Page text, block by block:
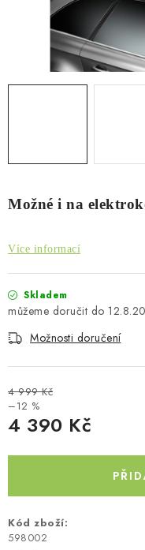
PRO PSY
OSTATNÍ NOSIČE
STŘEŠNÍ KOŠE
AUTOSTANY
CESTOVNÍ ZAVAZADLA
DÁRKOVÉ POUKAZY
Moje objednávka
Obchodní podmínky
Možné i na
Více informací
Skladem
Možnosti doručení
4 999 Kč
–12 %
4 390 Kč
Kód zboží:
598002